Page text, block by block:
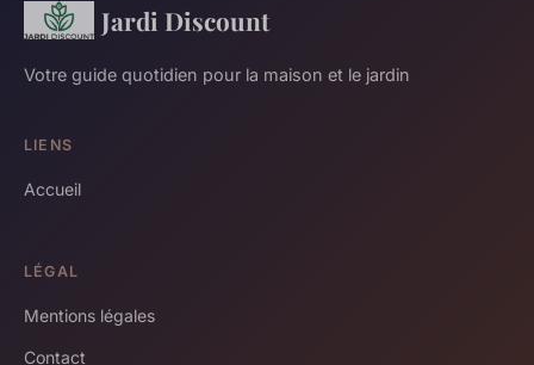
Jardi Discount
Votre guide quotidien pour la maison et le jardin
LIENS
Accueil
LÉGAL
Mentions légales
Contact